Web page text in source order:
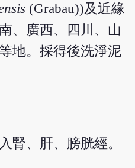
(Grabau))及近緣
、廣西、四川、山
地。採得後洗淨泥
腎、肝、膀胱經。